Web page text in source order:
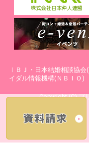
ⅠＢＪ・日本結婚相談協
イダル情報機構(ＮＢＩＯ)
Copyright (C)